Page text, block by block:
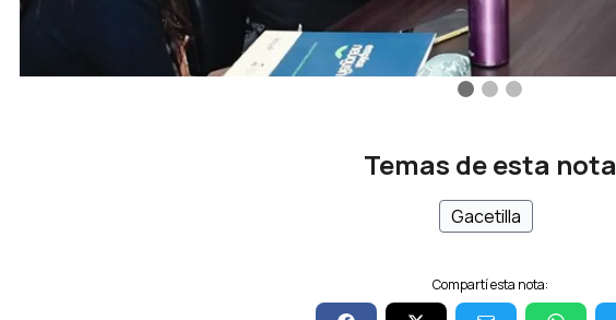
Temas de esta nota
Gacetilla
Compartí esta nota: